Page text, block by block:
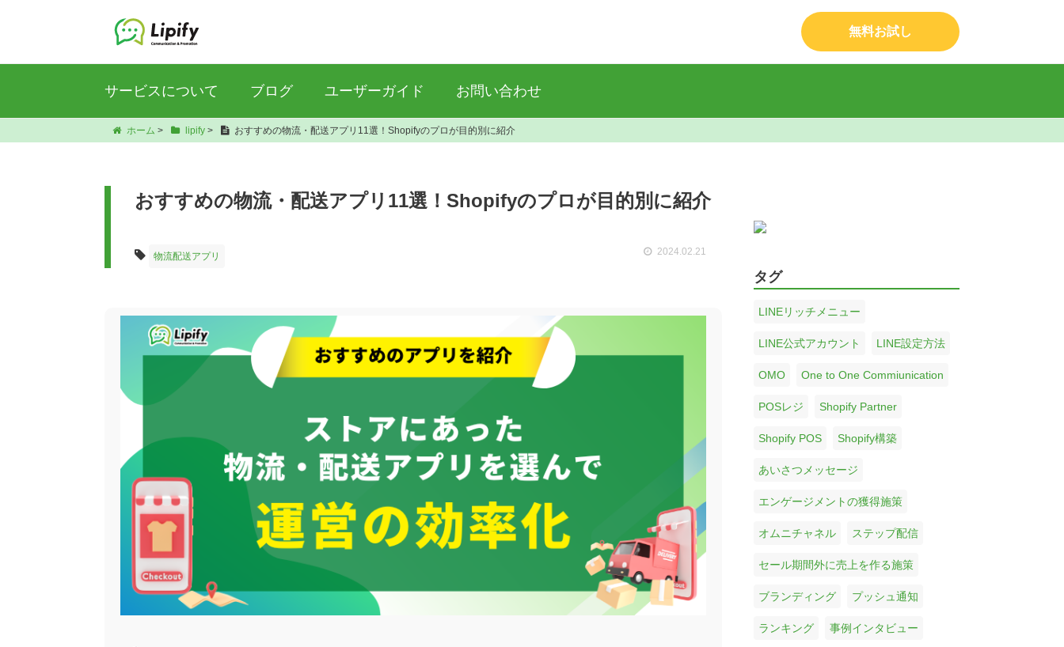
無料お試し
サービスについて ブログ ユーザーガイド お問い合わせ
ホーム > lipify > おすすめの物流・配送アプリ11選！Shopifyのプロが目的別に紹介
おすすめの物流・配送アプリ11選！Shopifyのプロが目的別に紹介
物流配送アプリ 2024.02.21
タグ
LINEリッチメニュー
LINE公式アカウント LINE設定方法
OMO One to One Commiunication
POSレジ Shopify Partner
Shopify POS Shopify構築
あいさつメッセージ
エンゲージメントの獲得施策
オムニチャネル ステップ配信
セール期間外に売上を作る施策
ブランディング プッシュ通知
ランキング 事例インタビュー